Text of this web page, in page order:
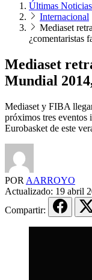
Últimas
Internacional
Mediaset
¿comentaristas
Mediaset
Mundial
Mediaset y FIBA
próximos tres eventos
Eurobasket de este
POR AARROYO
Actualizado: 19 abril
Compartir: